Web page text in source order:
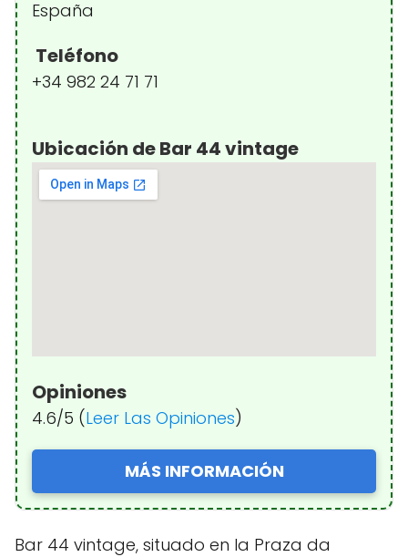
España
Teléfono
+34 982 24 71 71
Ubicación de Bar 44 vintage
Opiniones
4.6/5 (Leer Las Opiniones)
MÁS INFORMACIÓN
Bar 44 vintage, situado en la Praza da